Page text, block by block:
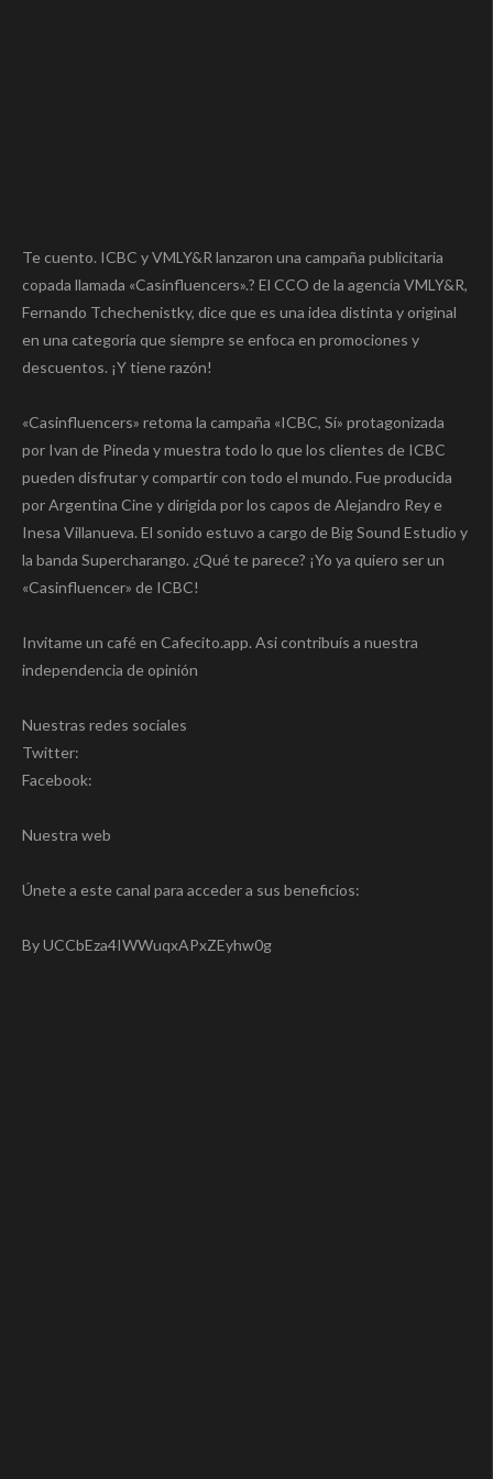
Te cuento. ICBC y VMLY&R lanzaron una campaña publicitaria
copada llamada «Casinfluencers».? El CCO de la agencia VMLY&R,
Fernando Tchechenistky, dice que es una idea distinta y original
en una categoría que siempre se enfoca en promociones y
descuentos. ¡Y tiene razón!
«Casinfluencers» retoma la campaña «ICBC, Sí» protagonizada
por Ivan de Pineda y muestra todo lo que los clientes de ICBC
pueden disfrutar y compartir con todo el mundo. Fue producida
por Argentina Cine y dirigida por los capos de Alejandro Rey e
Inesa Villanueva. El sonido estuvo a cargo de Big Sound Estudio y
la banda Supercharango. ¿Qué te parece? ¡Yo ya quiero ser un
«Casinfluencer» de ICBC!
Invitame un café en Cafecito.app. Asi contribuís a nuestra
independencia de opinión
Nuestras redes sociales
Twitter:
Facebook:
Nuestra web
Únete a este canal para acceder a sus beneficios:
By UCCbEza4IWWuqxAPxZEyhw0g